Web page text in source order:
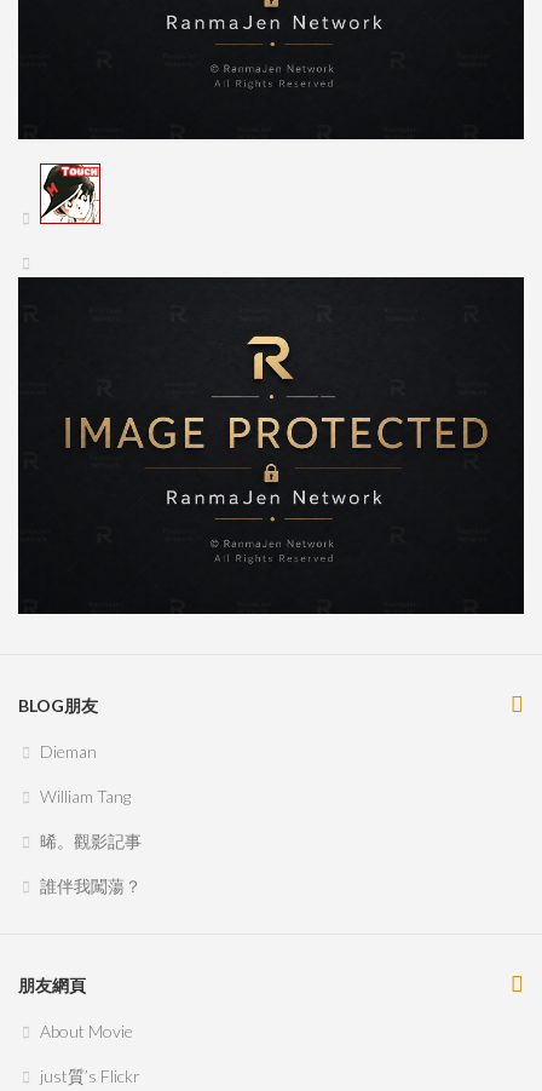
BLOG朋友
Dieman
William Tang
晞。觀影記事
誰伴我闖蕩？
朋友網頁
About Movie
just質’s Flickr